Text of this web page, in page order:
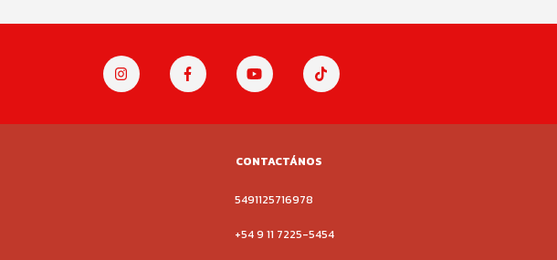
CONTACTÁNOS
5491125716978
+54 9 11 7225-5454